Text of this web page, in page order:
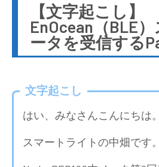
【文字起こし】
EnOcean（BLE
ータを受信する
文字起こし
はい、みなさんこんにちは。
スマートライトの中畑です。